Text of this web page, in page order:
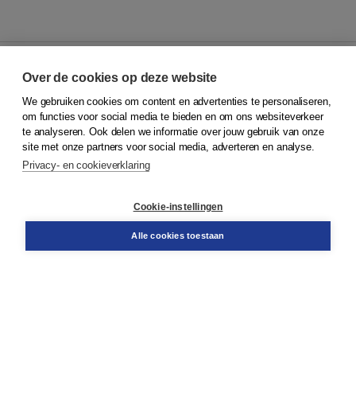
© 2026Koninklijke Boom uitgevers
Klantenservice
Service & informatie
Contact
Over de cookies op deze website
We gebruiken cookies om content en advertenties te personaliseren,
om functies voor social media te bieden en om ons websiteverkeer
te analyseren. Ook delen we informatie over jouw gebruik van onze
site met onze partners voor social media, adverteren en analyse.
Privacy- en cookieverklaring
Cookie-instellingen
Alle cookies toestaan